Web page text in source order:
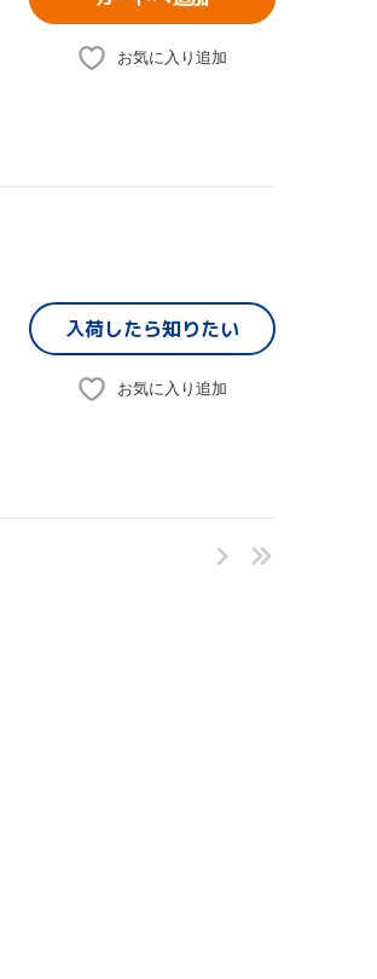
お気に入り追加
入荷したら知りたい
お気に入り追加